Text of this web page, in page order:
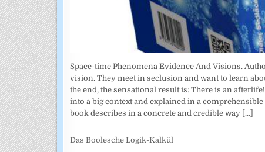
Space-time Phenomena Evidence And Visions.
vision. They meet in seclusion and want to learn
the end, the sensational result is: There is an
into a big context and explained in a
book describes in a concrete and credible way [...]
Das Boolesche Logik-Kalkül